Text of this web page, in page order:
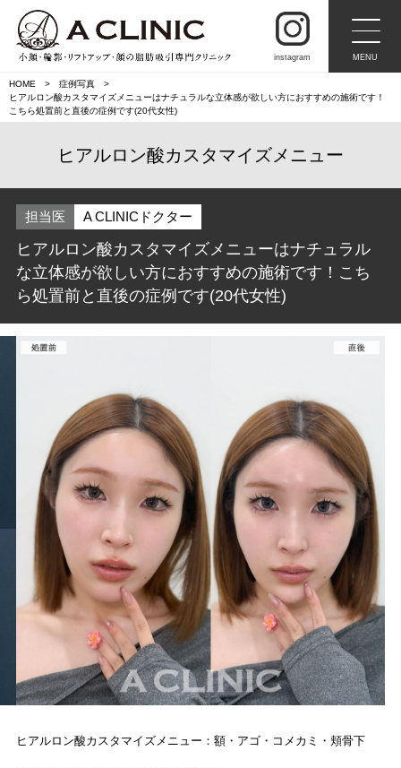
instagram MENU
HOME
症例写真
ヒアルロン酸カスタマイズメニューはナチュラルな立体感が欲しい方におすすめの施術です！
こちら処置前と直後の症例です(20代女性)
ヒアルロン酸カスタマイズメニュー
担当医 A CLINICドクター
ヒアルロン酸カスタマイズメニューはナチュラル
な立体感が欲しい方におすすめの施術です！こち
ら処置前と直後の症例です(20代女性)
ヒアルロン酸カスタマイズメニュー：額・アゴ・コメカミ・頬骨下